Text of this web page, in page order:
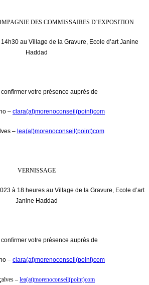
DES COMMISSAIRES D’EXPOSITION
au Village de la Gravure, Ecole d’art Janine
Haddad
confirmer votre présence auprès de
– clara(at)morenoconseil(point)com
– lea(at)morenoconseil(point)com
VERNISSAGE
à 18 heures au Village de la Gravure, Ecole d’art
Janine Haddad
confirmer votre présence auprès de
– clara(at)morenoconseil(point)com
– lea(at)morenoconseil(point)com